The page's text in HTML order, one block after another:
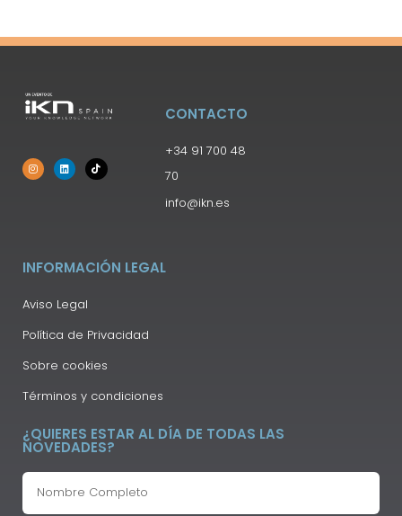
CONTACTO
+34 91 700 48
70
info@ikn.es
INFORMACIÓN LEGAL
Aviso Legal
Política de Privacidad
Sobre cookies
Términos y condiciones
¿QUIERES ESTAR AL DÍA DE TODAS LAS
NOVEDADES?